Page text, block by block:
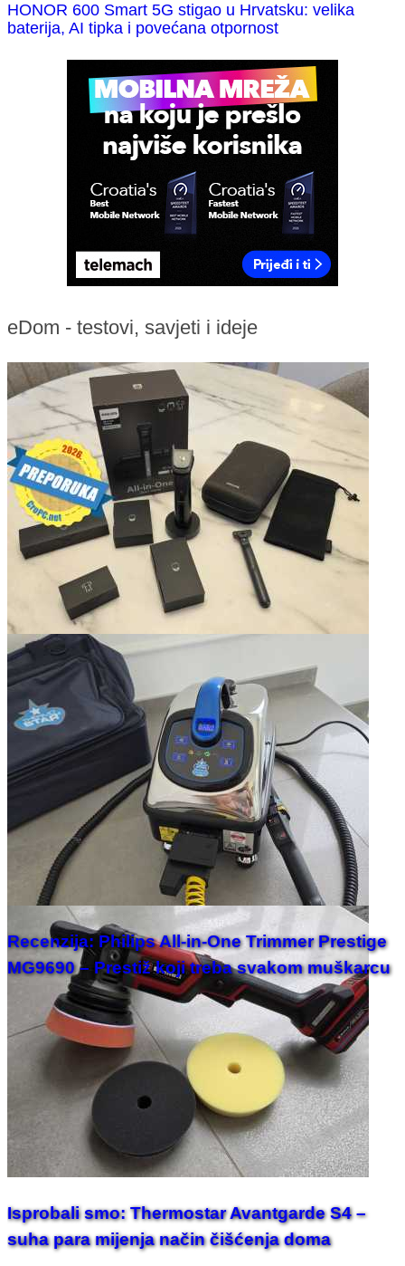
HONOR 600 Smart 5G stigao u Hrvatsku: velika
baterija, AI tipka i povećana otpornost
eDom - testovi, savjeti i ideje
Recenzija: Philips All-in-One Trimmer Prestige
MG9690 – Prestiž koji treba svakom muškarcu
Isprobali smo: Thermostar Avantgarde S4 –
suha para mijenja način čišćenja doma